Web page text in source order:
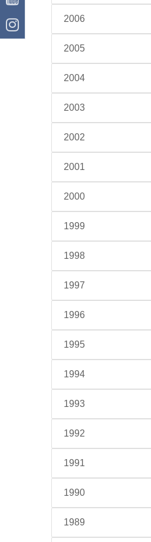
2006
2005
2004
2003
2002
2001
2000
1999
1998
1997
1996
1995
1994
1993
1992
1991
1990
1989